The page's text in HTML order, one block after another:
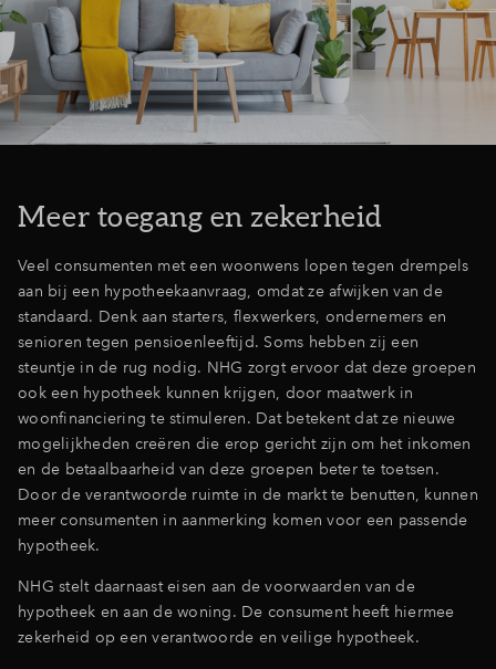
Meer toegang en zekerheid
Veel consumenten met een woonwens lopen tegen drempels
aan bij een hypotheekaanvraag, omdat ze afwijken van de
standaard. Denk aan starters, flexwerkers, ondernemers en
senioren tegen pensioenleeftijd. Soms hebben zij een
steuntje in de rug nodig. NHG zorgt ervoor dat deze groepen
ook een hypotheek kunnen krijgen, door maatwerk in
woonfinanciering te stimuleren. Dat betekent dat ze nieuwe
mogelijkheden creëren die erop gericht zijn om het inkomen
en de betaalbaarheid van deze groepen beter te toetsen.
Door de verantwoorde ruimte in de markt te benutten, kunnen
meer consumenten in aanmerking komen voor een passende
hypotheek.
NHG stelt daarnaast eisen aan de voorwaarden van de
hypotheek en aan de woning. De consument heeft hiermee
zekerheid op een verantwoorde en veilige hypotheek.